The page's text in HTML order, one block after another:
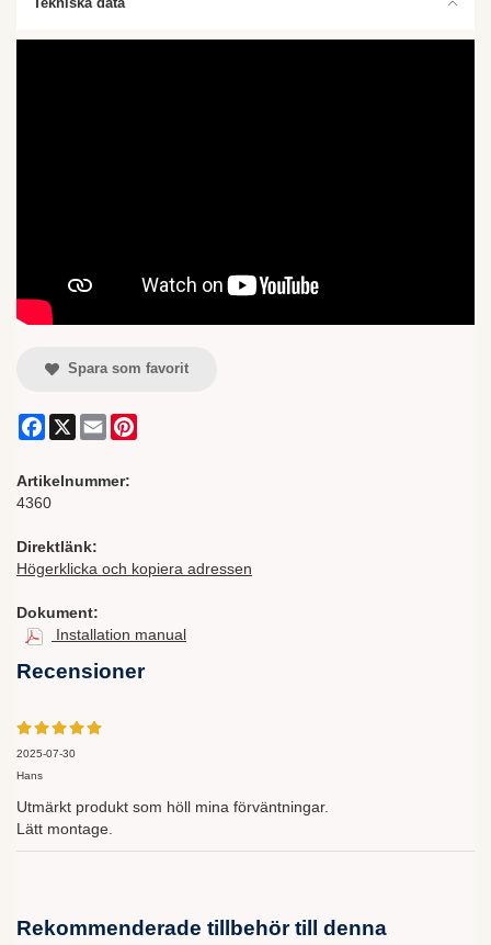
Spara som favorit
Facebook
X Email
Artikelnummer:
4360
Direktlänk:
Högerklicka och kopiera adressen
Dokument:
Installation manual
Recensioner
2025-07-30
Hans
Utmärkt produkt som höll mina förväntningar.
Lätt montage.
Rekommenderade tillbehör till denna